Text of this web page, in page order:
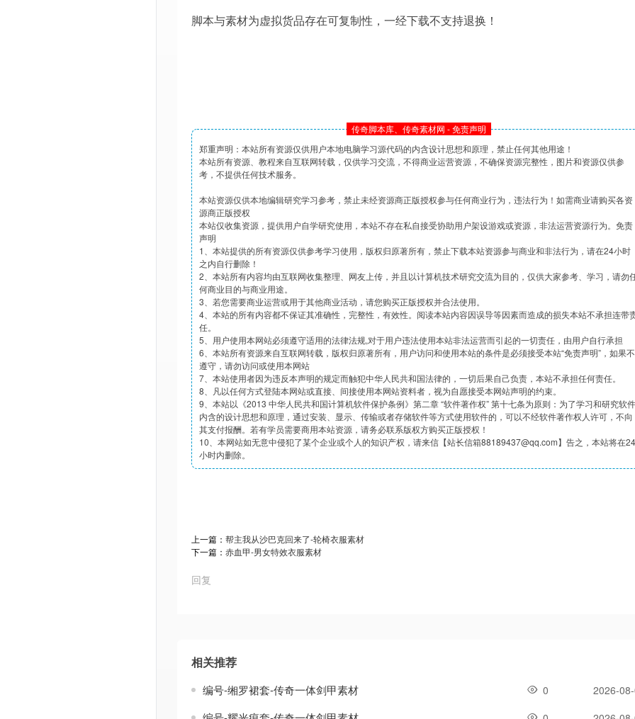
脚本与素材为虚拟货品存在可复制性，一经下载不支持退换！
传奇脚本库、传奇素材网 - 免责声明
郑重声明：本站所有资源仅供用户本地电脑学习源代码的内含设计思想和原理，禁止任何其他用途！
本站所有资源、教程来自互联网转载，仅供学习交流，不得商业运营资源，不确保资源完整性，图片和资源仅供参
考，不提供任何技术服务。
本站资源仅供本地编辑研究学习参考，禁止未经资源商正版授权参与任何商业行为，违法行为！如需商业请购买各资
源商正版授权
本站仅收集资源，提供用户自学研究使用，本站不存在私自接受协助用户架设游戏或资源，非法运营资源行为。免责
声明
1、本站提供的所有资源仅供参考学习使用，版权归原著所有，禁止下载本站资源参与商业和非法行为，请在24小时
之内自行删除！
2、本站所有内容均由互联网收集整理、网友上传，并且以计算机技术研究交流为目的，仅供大家参考、学习，请勿
何商业目的与商业用途。
3、若您需要商业运营或用于其他商业活动，请您购买正版授权并合法使用。
4、本站的所有内容都不保证其准确性，完整性，有效性。阅读本站内容因误导等因素而造成的损失本站不承担连带
任。
5、用户使用本网站必须遵守适用的法律法规,对于用户违法使用本站非法运营而引起的一切责任，由用户自行承担
6、本站所有资源来自互联网转载，版权归原著所有，用户访问和使用本站的条件是必须接受本站“免责声明”，如果不
遵守，请勿访问或使用本网站
7、本站使用者因为违反本声明的规定而触犯中华人民共和国法律的，一切后果自己负责，本站不承担任何责任。
8、凡以任何方式登陆本网站或直接、间接使用本网站资料者，视为自愿接受本网站声明的约束。
9、本站以《2013 中华人民共和国计算机软件保护条例》第二章 “软件著作权” 第十七条为原则：为了学习和研究软件
内含的设计思想和原理，通过安装、显示、传输或者存储软件等方式使用软件的，可以不经软件著作权人许可，不向
其支付报酬。若有学员需要商用本站资源，请务必联系版权方购买正版授权！
10、本网站如无意中侵犯了某个企业或个人的知识产权，请来信【站长信箱88189437@qq.com】告之，本站将在24
小时内删除。
上一篇： 帮主我从沙巴克回来了-轮椅衣服素材
下一篇： 赤血甲-男女特效衣服素材
回复
相关推荐
编号-缃罗裙套-传奇一体剑甲素材 0 2026-